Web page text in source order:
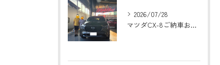
2026/07/28
マツダCX-8ご納車おめでとうございます！🎉